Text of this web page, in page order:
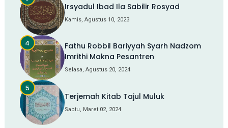
Irsyadul Ibad Ila Sabilir Rosyad
Kamis, Agustus 10, 2023
Fathu Robbil Bariyyah Syarh Nadzom
Imrithi Makna Pesantren
Selasa, Agustus 20, 2024
Terjemah Kitab Tajul Muluk
Sabtu, Maret 02, 2024